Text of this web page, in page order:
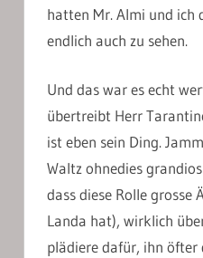
hatten Mr. Almi und ich
endlich auch zu sehen.
Und das war es echt
übertreibt Herr
ist eben sein Ding.
Waltz ohnedies
dass diese Rolle grosse
Landa hat), wirklich
plädiere dafür, ihn öfter